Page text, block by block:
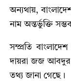
অন্যথায়,
নাম অন্তর্ভুক্তি
সম্প্রতি
দায়রা জজ আবদুর
তথ্য জানা গেছে।